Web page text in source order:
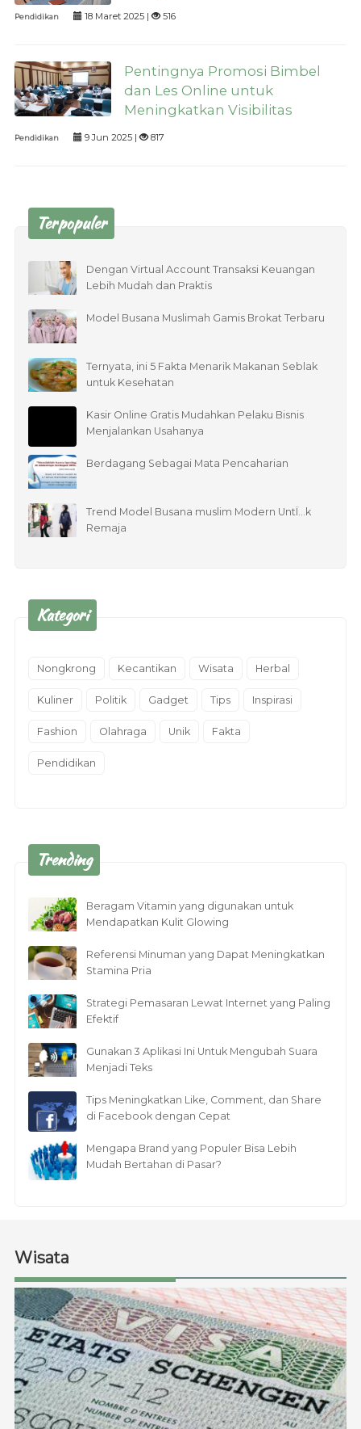
Pendidikan 18 Maret 2025 | 516
Pentingnya Promosi Bimbel
dan Les Online untuk
Meningkatkan Visibilitas
Pendidikan 9 Jun 2025 | 817
Terpopuler
Dengan Virtual Account Transaksi Keuangan
Lebih Mudah dan Praktis
Model Busana Muslimah Gamis Brokat Terbaru
Ternyata, ini 5 Fakta Menarik Makanan Seblak
untuk Kesehatan
Kasir Online Gratis Mudahkan Pelaku Bisnis
Menjalankan Usahanya
Berdagang Sebagai Mata Pencaharian
Trend Model Busana muslim Modern UntÏ…k
Remaja
Kategori
Nongkrong Kecantikan Wisata Herbal
Kuliner Politik Gadget Tips Inspirasi
Fashion Olahraga Unik Fakta
Pendidikan
Trending
Beragam Vitamin yang digunakan untuk
Mendapatkan Kulit Glowing
Referensi Minuman yang Dapat Meningkatkan
Stamina Pria
Strategi Pemasaran Lewat Internet yang Paling
Efektif
Gunakan 3 Aplikasi Ini Untuk Mengubah Suara
Menjadi Teks
Tips Meningkatkan Like, Comment, dan Share
di Facebook dengan Cepat
Mengapa Brand yang Populer Bisa Lebih
Mudah Bertahan di Pasar?
Wisata